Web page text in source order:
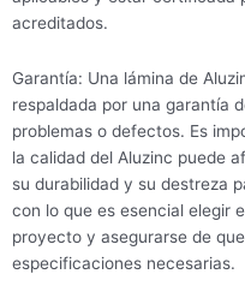
acreditados.
Garantía: Una lámina de
respaldada por una garantía
problemas o defectos. Es
la calidad del Aluzinc puede
su durabilidad y su destreza
con lo que es esencial elegir
proyecto y asegurarse de
especificaciones necesarias.